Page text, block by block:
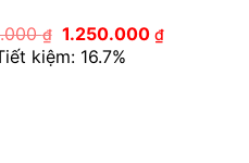
₫ Giá
gốc
là:
1.250.000₫Giá
kiệm: 16.7%